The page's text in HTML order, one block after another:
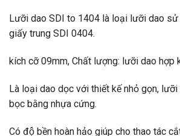
Lưỡi dao SDI to 1404 là loại lưỡi dao
giấy trung SDI 0404.
kích cỡ 09mm, Chất lượng: lưỡi dao hợp
Là loại dao dọc với thiết kế nhỏ gọn,
bọc bằng nhựa cứng.
Có độ bền hoàn hảo giúp cho thao tác